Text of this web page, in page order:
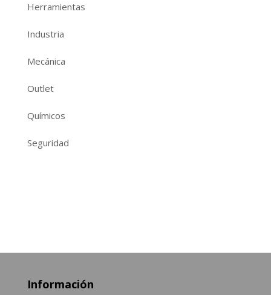
Herramientas
Industria
Mecánica
Outlet
Químicos
Seguridad
Información